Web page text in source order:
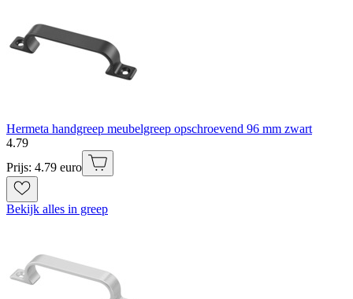
Hermeta handgreep meubelgreep opschroevend 96 mm zwart
4.79
Prijs: 4.79 euro
Bekijk alles in greep